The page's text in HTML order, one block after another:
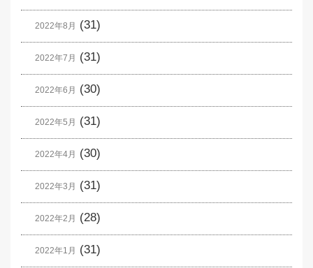
2022年8月 (31)
2022年7月 (31)
2022年6月 (30)
2022年5月 (31)
2022年4月 (30)
2022年3月 (31)
2022年2月 (28)
2022年1月 (31)